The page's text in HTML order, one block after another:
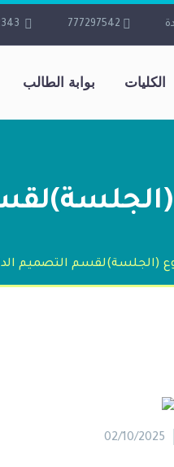
777297542
الكليات بوابة الطالب
(الجلسة)لقسم التصميم
02/10/2025